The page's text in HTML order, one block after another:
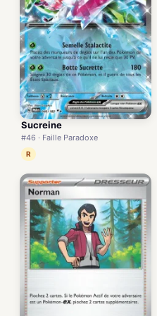
Sucreine
#46 · Faille Paradoxe
R